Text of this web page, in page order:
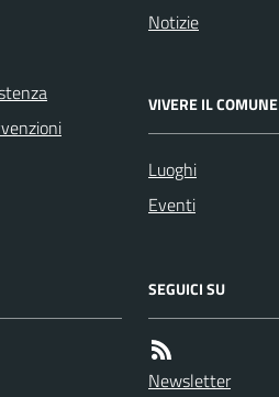
Notizie
VIVERE IL COMUNE
Luoghi
Eventi
SEGUICI SU
Newsletter